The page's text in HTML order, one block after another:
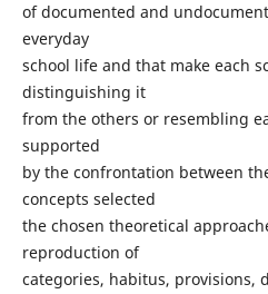
of documented and
everyday
school life and that make each
distinguishing it
from the others or resembling
supported
by the confrontation between
concepts selected
the chosen theoretical
reproduction of
categories, habitus, provisions,